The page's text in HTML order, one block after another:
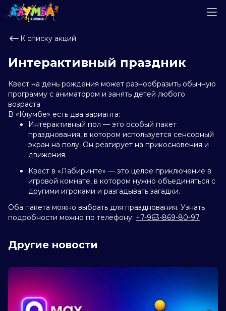
К списку акций
Интерактивный праздник
Квест на день рождения может разнообразить обычную
программу с аниматором и занять детей любого
возраста
В «Клумбе» есть два варианта:
Интерактивный пол — это особый пакет
празднования, в котором используется сенсорный
экран на полу. Он реагирует на прикосновения и
движения.
Квест в «Лабиринте» — это целое приключение в
игровой комнате, в котором нужно объединяться с
другими игроками и разгадывать загадки.
Оба пакета можно выбрать для празднования. Узнать
подробности можно по телефону: +7-963-869-80-97
Другие новости